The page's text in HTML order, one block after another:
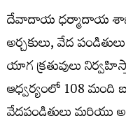
దేవాదాయ ధర్మాదాయ శాఖ
అర్చకులు, వేద
యాగ క్రతువులు
ఆధ్వర్యంలో 108 మంది
వేదపండితులు మరియు